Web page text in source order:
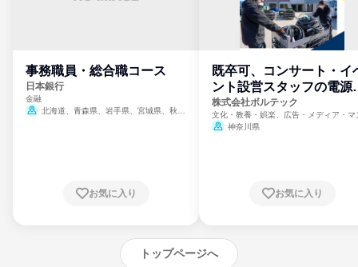
事務職員・総合職コース
日本銀行
金融
北海道、青森県、岩手県、宮城県、秋田
崎県、熊本県、大分県、宮崎県、鹿児島県、
お気に入り
既卒可、コンサート・イ
ント設営スタッフの電源
門
株式会社ボルテック
文化・教養・娯楽、広告・メディア・マ
ミ、電力・ガス・水道・エネルギー
神奈川県
お気に入り
トップページへ